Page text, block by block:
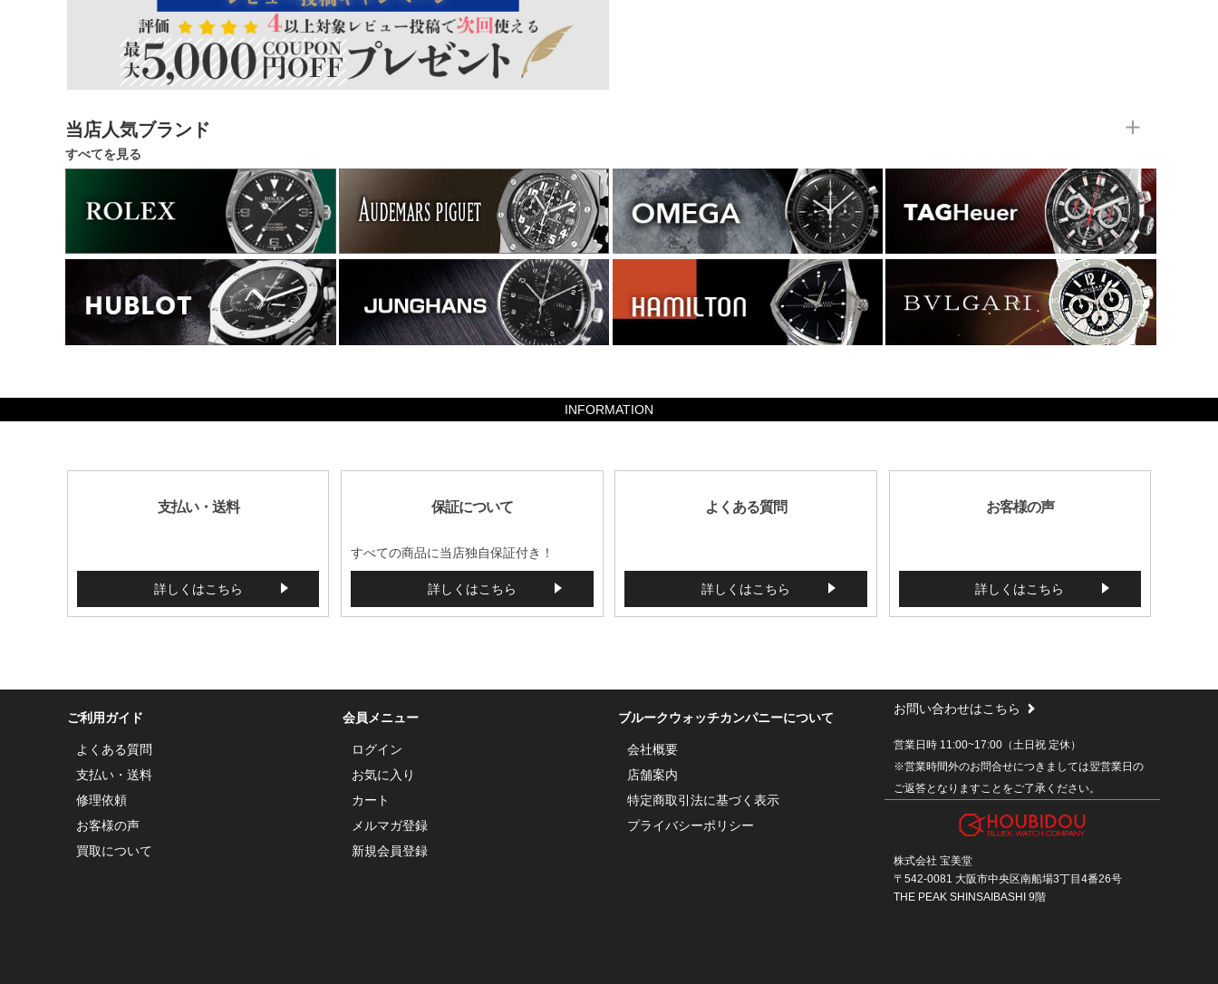
当店人気ブランド
すべてを見る
INFORMATION
支払い・送料
詳しくはこちら
保証について
すべての商品に当店独自保証付き！
詳しくはこちら
よくある質問
詳しくはこちら
お客様の声
詳しくはこちら
ご利用ガイド
よくある質問
支払い・送料
修理依頼
お客様の声
買取について
会員メニュー
ログイン
お気に入り
カート
メルマガ登録
新規会員登録
ブルークウォッチカンパニーについて
会社概要
店舗案内
特定商取引法に基づく表示
プライバシーポリシー
お問い合わせはこちら
営業日時 11:00~17:00（土日祝 定休）
※営業時間外のお問合せにつきましては翌営業日の
ご返答となりますことをご了承ください。
株式会社 宝美堂
〒542-0081 大阪市中央区南船場3丁目4番26号
THE PEAK SHINSAIBASHI 9階